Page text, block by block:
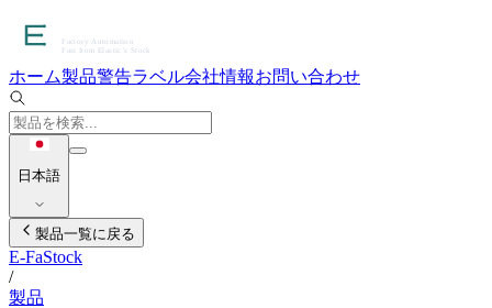
ホーム製品警告ラベル会社情報お問い合わせ
日本語
製品一覧に戻る
E-FaStock
/
製品